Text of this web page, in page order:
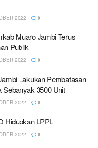
2022 0
Muaro Jambi Terus
Publik
2022 0
Lakukan Pembatasan
Sebanyak 3500 Unit
2022 0
Hidupkan LPPL
2022 0